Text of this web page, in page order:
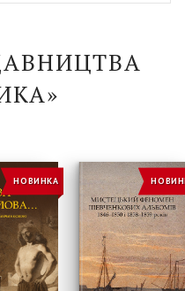
із
НОВИНКА